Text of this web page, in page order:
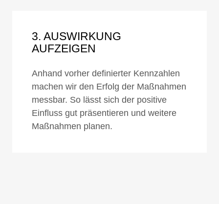
3. AUSWIRKUNG
AUFZEIGEN
Anhand vorher definierter Kennzahlen
machen wir den Erfolg der Maßnahmen
messbar. So lässt sich der positive
Einfluss gut präsentieren und weitere
Maßnahmen planen.